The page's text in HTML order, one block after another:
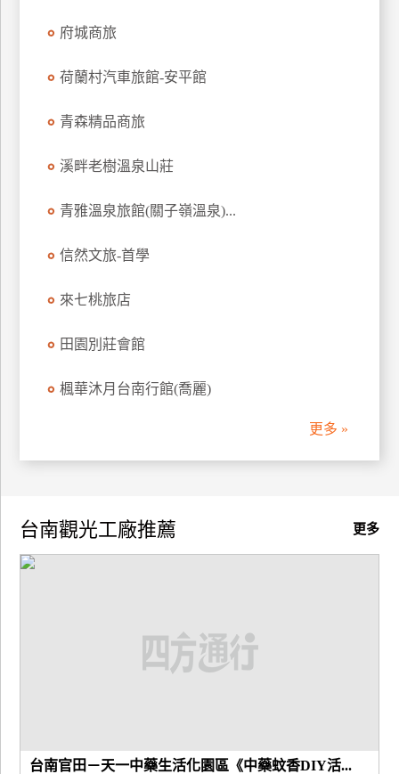
旅
傳
府城商旅
荷蘭村汽車旅館-安平館
青森精品商旅
溪畔老樹溫泉山莊
青雅溫泉旅館(關子嶺溫泉)...
信然文旅-首學
來七桃旅店
田園別莊會館
楓華沐月台南行館(喬麗)
更多 »
更多
台南觀光工廠推薦
台南官田－天一中藥生活化園區《中藥蚊香DIY活...